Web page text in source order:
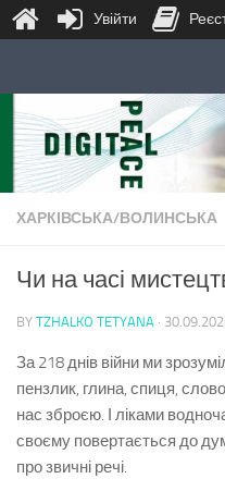
Skip to content
ХАРКІВСЬКА/ВОЛИНСЬКА
Чи на часі
BY TZHALKO TETYANA ·
За 218 днів війни ми
пензлик, глина, спиця,
нас зброєю. І ліками
своєму повертається до
про звичні речі.
Увійти